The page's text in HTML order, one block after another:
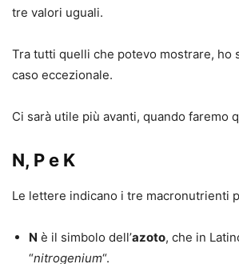
tre valori uguali.
Tra tutti quelli che potevo mostrare, ho
caso eccezionale.
Ci sarà utile più avanti, quando faremo
N, P e K
Le lettere indicano i tre macronutrienti
N è il simbolo dell’azoto, che in
“nitrogenium“.